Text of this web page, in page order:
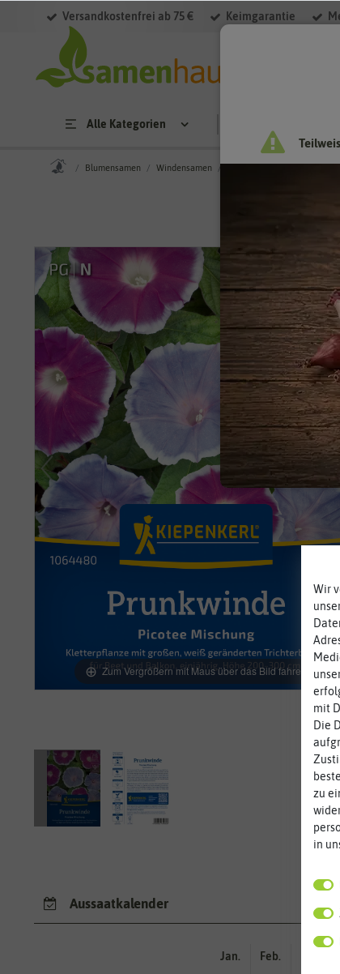
Versandkostenfrei ab 75 € Keimgarantie
Alle Kategorien
Blumensamen Windensamen
Zum Vergrößern mit Maus über das Bild fahren
Aussaatkalender
Jan. Feb.
Wir
mit
Die
zu
in